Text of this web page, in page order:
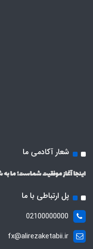
شعار آکادمی ما
اینجا آغاز موفقیت شماست؛ ما به
پل ارتباطی با ما
02100000000
fx@alirezaketabii.ir